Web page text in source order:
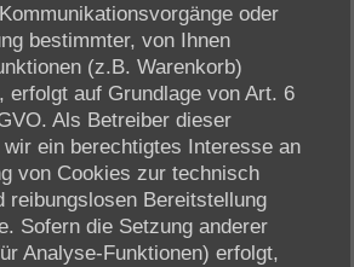
oder
bestimmter, von Ihnen
(z.B. Warenkorb)
erfolgt auf Grundlage von Art. 6
Als Betreiber dieser
ein berechtigtes Interesse an
von Cookies zur technisch
reibungslosen Bereitstellung
Sofern die Setzung anderer
Analyse-Funktionen) erfolgt,